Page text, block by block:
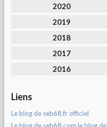
2020
2019
2018
2017
2016
Liens
Le blog de seb68.fr officiel